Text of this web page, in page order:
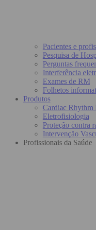
Pacientes e
Pesquisa de
Perguntas
Interferência
Exames de RM
Folhetos
Produtos
Cardiac Rhythm
Eletrofisiologia
Proteção contra
Intervenção
Profissionais da Saúde